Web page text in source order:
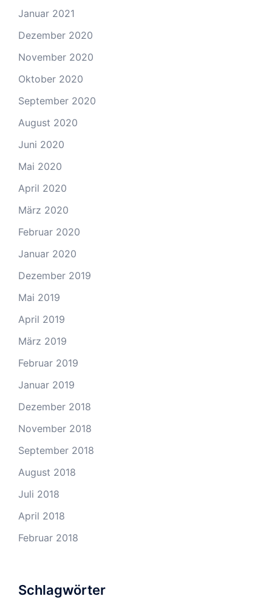
Januar 2021
Dezember 2020
November 2020
Oktober 2020
September 2020
August 2020
Juni 2020
Mai 2020
April 2020
März 2020
Februar 2020
Januar 2020
Dezember 2019
Mai 2019
April 2019
März 2019
Februar 2019
Januar 2019
Dezember 2018
November 2018
September 2018
August 2018
Juli 2018
April 2018
Februar 2018
Schlagwörter